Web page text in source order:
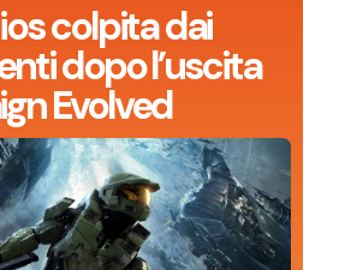
colpita dai
dopo l’uscita
Evolved